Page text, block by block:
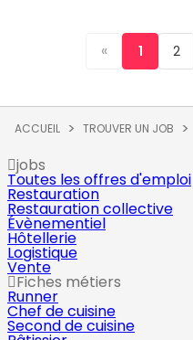
« 1 2
ACCUEIL TROUVER UN JOB
jobs
Toutes les offres d'emploi
Restauration
Restauration collective
Évènementiel
Hôtellerie
Logistique
Vente
Fiches métiers
Runner
Chef de cuisine
Second de cuisine